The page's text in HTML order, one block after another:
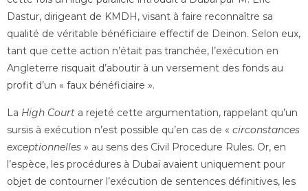
Dastur, dirigeant de KMDH, visant à faire reconnaître sa
qualité de véritable bénéficiaire effectif de Deinon. Selon eux,
tant que cette action n’était pas tranchée, l’exécution en
Angleterre risquait d’aboutir à un versement des fonds au
profit d’un « faux bénéficiaire ».
La High Court a rejeté cette argumentation, rappelant qu’un
sursis à exécution n’est possible qu’en cas de « circonstances
exceptionnelles » au sens des Civil Procedure Rules. Or, en
l’espèce, les procédures à Dubaï avaient uniquement pour
objet de contourner l’exécution de sentences définitives, les